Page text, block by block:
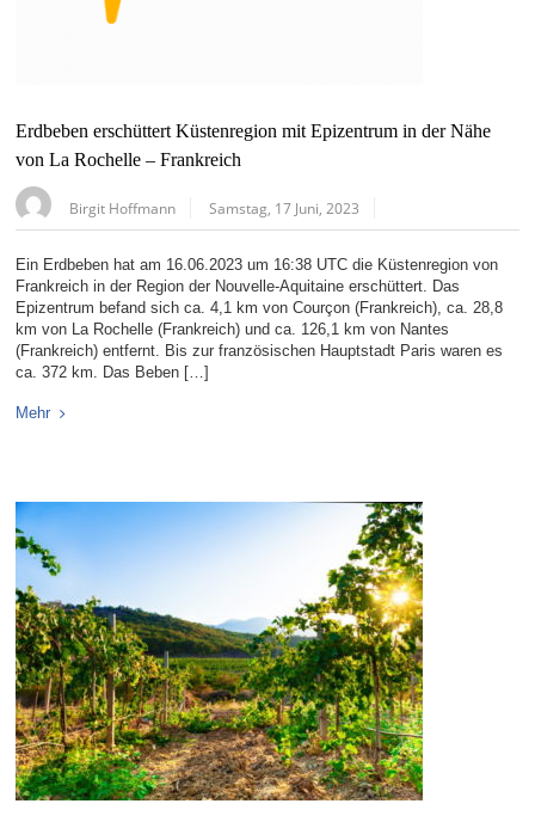
Erdbeben erschüttert Küstenregion mit Epizentrum in der Nähe
von La Rochelle – Frankreich
Birgit Hoffmann Samstag, 17 Juni, 2023
Ein Erdbeben hat am 16.06.2023 um 16:38 UTC die Küstenregion von
Frankreich in der Region der Nouvelle-Aquitaine erschüttert. Das
Epizentrum befand sich ca. 4,1 km von Courçon (Frankreich), ca. 28,8
km von La Rochelle (Frankreich) und ca. 126,1 km von Nantes
(Frankreich) entfernt. Bis zur französischen Hauptstadt Paris waren es
ca. 372 km. Das Beben […]
Mehr